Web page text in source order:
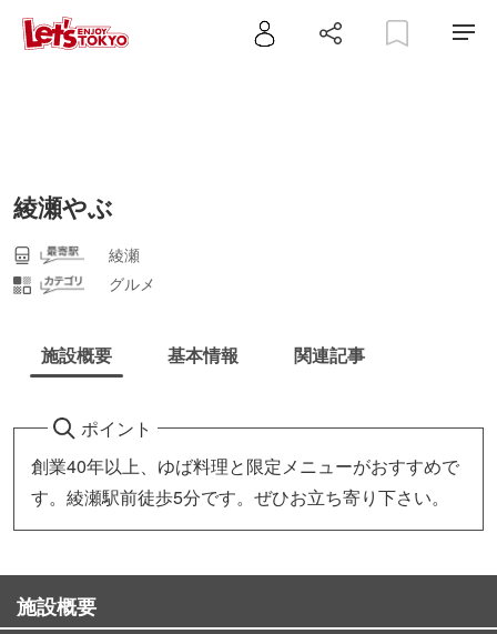
綾瀬やぶ
綾瀬
グルメ
施設概要 基本情報 関連記事
ポイント
創業40年以上、ゆば料理と限定メニューがおすすめで
す。綾瀬駅前徒歩5分です。ぜひお立ち寄り下さい。
施設概要